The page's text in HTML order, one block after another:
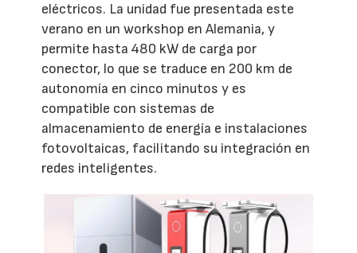
eléctricos. La unidad fue presentada este
verano en un workshop en Alemania, y
permite hasta 480 kW de carga por
conector, lo que se traduce en 200 km de
autonomía en cinco minutos y es
compatible con sistemas de
almacenamiento de energía e instalaciones
fotovoltaicas, facilitando su integración en
redes inteligentes.